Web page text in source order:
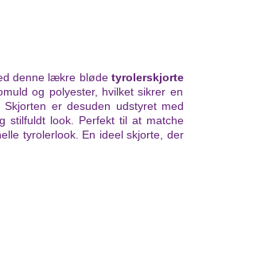
denne lækre blødetyrolerskjorte
og polyester, hvilket sikrer en
er desuden udstyret med
stilfuldt look. Perfekt til at matche
tyrolerlook. En ideel skjorte, der